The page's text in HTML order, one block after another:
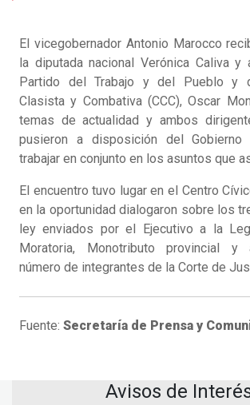
El vicegobernador Antonio Marocco
la diputada nacional Verónica Caliva y
Partido del Trabajo y del Pueblo y
Clasista y Combativa (CCC), Oscar
temas de actualidad y ambos
pusieron a disposición del Gobierno
trabajar en conjunto en los asuntos que
El encuentro tuvo lugar en el Centro
en la oportunidad dialogaron sobre los
ley enviados por el Ejecutivo a la
Moratoria, Monotributo provincial y
número de integrantes de la Corte de
Fuente: Secretaría de Prensa y
Avisos de